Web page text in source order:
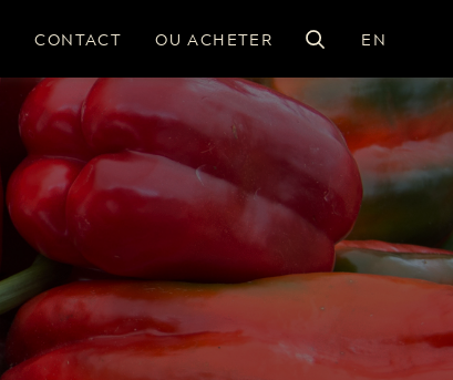
CONTACT OU ACHETER EN